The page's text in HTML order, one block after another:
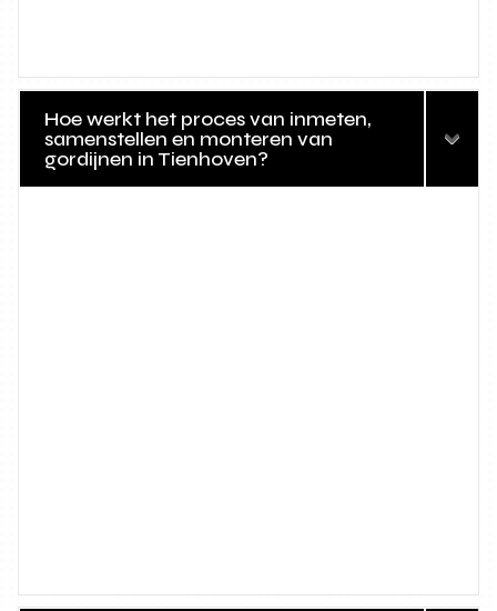
Hoe werkt het proces van inmeten,
samenstellen en monteren van
gordijnen in Tienhoven?